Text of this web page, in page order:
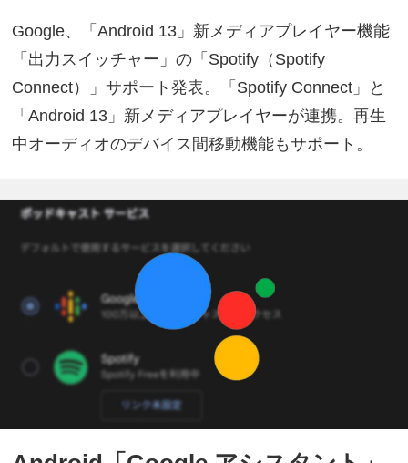
Google、「Android 13」新メディアプレイヤー機能
「出力スイッチャー」の「Spotify（Spotify
Connect）」サポート発表。「Spotify Connect」と
「Android 13」新メディアプレイヤーが連携。再生
中オーディオのデバイス間移動機能もサポート。